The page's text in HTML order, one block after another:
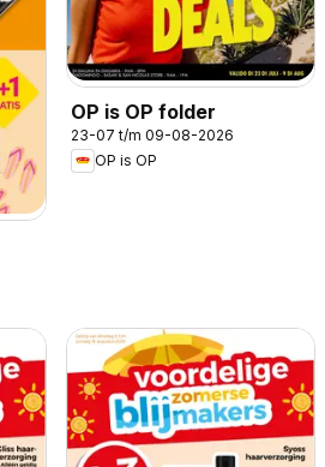
OP is OP folder
23-07 t/m 09-08-2026
OP is OP